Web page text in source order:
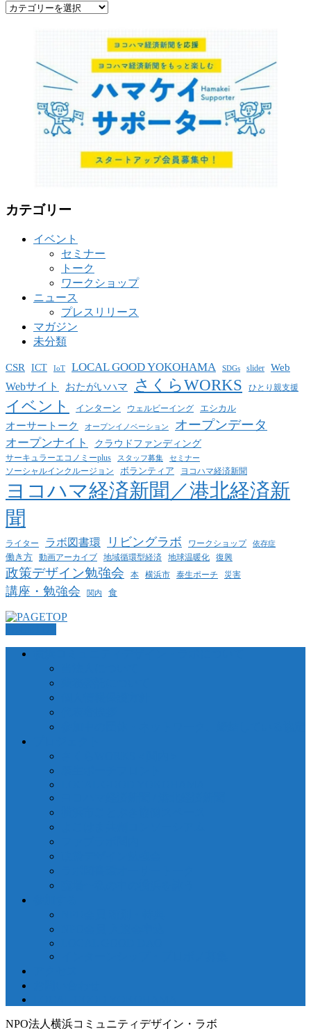
カ
カテゴリー
イベント
セミナー
トーク
ワークショップ
ニュース
プレスリリース
マガジン
未分類
CSR ICT IoT LOCAL GOOD YOKOHAMA SDGs slider Web
Webサイト おたがいハマ さくらWORKS ひとり親支援
イベント インターン ウェルビーイング エシカル
オーサートーク オープンイノベーション オープンデータ
オープンナイト クラウドファンディング
サーキュラーエコノミーplus スタッフ募集 セミナー
ソーシャルインクルージョン ボランティア ヨコハマ経済新聞
ヨコハマ経済新聞／港北経済新
聞
ライター ラボ図書環 リビングラボ ワークショップ 依存症
働き方 動画アーカイブ 地域循環型経済 地球温暖化 復興
政策デザイン勉強会 本 横浜市 泰生ポーチ 災害
講座・勉強会 関内 食
NPO法人横浜コミュニティデザイン・ラボ